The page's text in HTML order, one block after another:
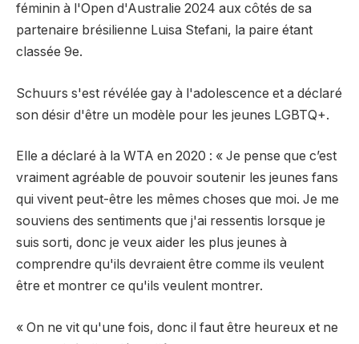
féminin à l'Open d'Australie 2024 aux côtés de sa
partenaire brésilienne Luisa Stefani, la paire étant
classée 9e.
Schuurs s'est révélée gay à l'adolescence et a déclaré
son désir d'être un modèle pour les jeunes LGBTQ+.
Elle a déclaré à la WTA en 2020 : « Je pense que c’est
vraiment agréable de pouvoir soutenir les jeunes fans
qui vivent peut-être les mêmes choses que moi. Je me
souviens des sentiments que j'ai ressentis lorsque je
suis sorti, donc je veux aider les plus jeunes à
comprendre qu'ils devraient être comme ils veulent
être et montrer ce qu'ils veulent montrer.
« On ne vit qu'une fois, donc il faut être heureux et ne